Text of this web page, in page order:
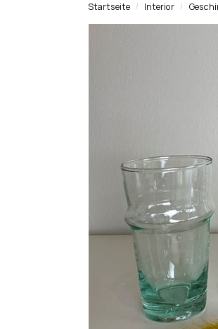
Startseite / Interior /